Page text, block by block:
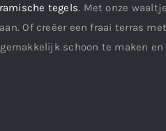
tegels. Met onze
Of creëer een fraai terras
schoon te maken